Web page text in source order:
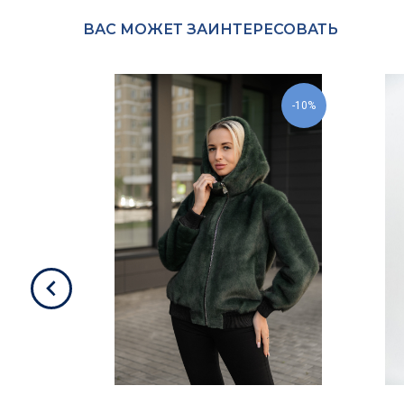
ВАС МОЖЕТ ЗАИНТЕРЕСОВАТЬ
-10%